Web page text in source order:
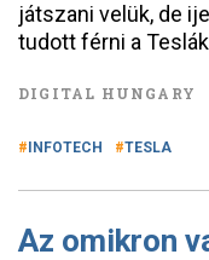
játszani velük, de
tudott férni a
DIGITAL HUNGARY
INFOTECH TESLA
Az omikron